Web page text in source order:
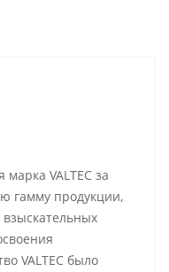
VALTEC за
гамму продукции,
VALTEC было